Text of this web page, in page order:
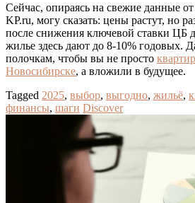
Сейчас, опираясь на свежие данные
KP.ru, могу сказать: цены растут, но
после снижения ключевой ставки ЦБ
жилье здесь дают до 8-10% годовых.
полочкам, чтобы вы не просто
Новосибирске, а вложили в будущее.
Tagged 2025, выбор, выгодно, жильё,
финансы, шаги Discover